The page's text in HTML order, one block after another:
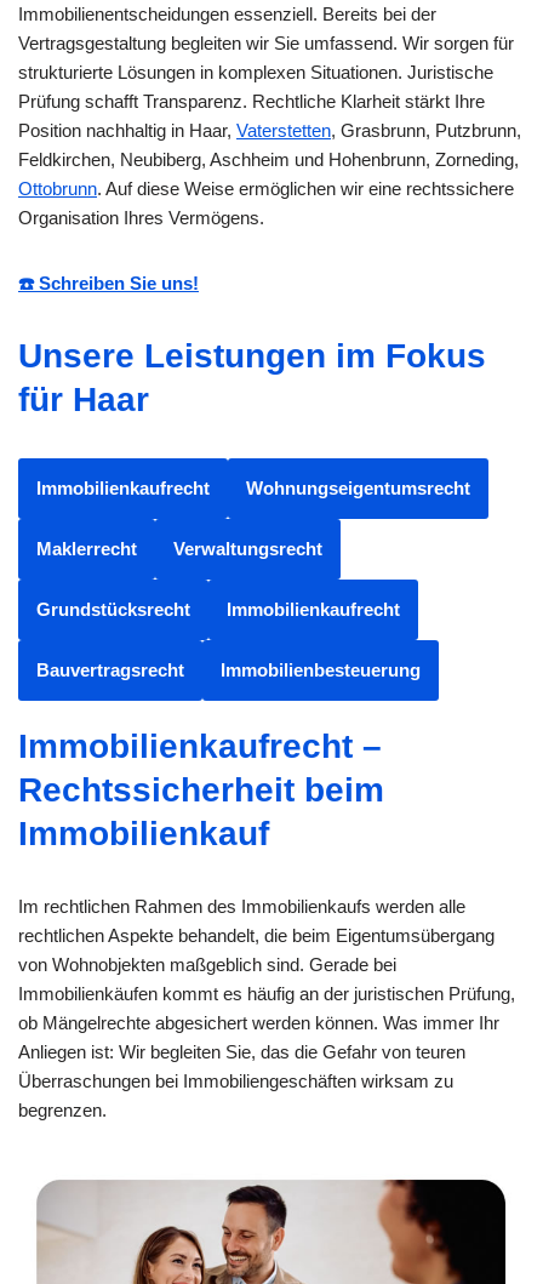
Immobilienentscheidungen essenziell. Bereits bei der
Vertragsgestaltung begleiten wir Sie umfassend. Wir sorgen für
strukturierte Lösungen in komplexen Situationen. Juristische
Prüfung schafft Transparenz. Rechtliche Klarheit stärkt Ihre
Position nachhaltig in Haar, Vaterstetten, Grasbrunn, Putzbrunn,
Feldkirchen, Neubiberg, Aschheim und Hohenbrunn, Zorneding,
Ottobrunn. Auf diese Weise ermöglichen wir eine rechtssichere
Organisation Ihres Vermögens.
☎️ Schreiben Sie uns!
Unsere Leistungen im Fokus
für Haar
Immobilienkaufrecht Wohnungseigentumsrecht
Maklerrecht Verwaltungsrecht
Grundstücksrecht Immobilienkaufrecht
Bauvertragsrecht Immobilienbesteuerung
Immobilienkaufrecht –
Rechtssicherheit beim
Immobilienkauf
Im rechtlichen Rahmen des Immobilienkaufs werden alle
rechtlichen Aspekte behandelt, die beim Eigentumsübergang
von Wohnobjekten maßgeblich sind. Gerade bei
Immobilienkäufen kommt es häufig an der juristischen Prüfung,
ob Mängelrechte abgesichert werden können. Was immer Ihr
Anliegen ist: Wir begleiten Sie, das die Gefahr von teuren
Überraschungen bei Immobiliengeschäften wirksam zu
begrenzen.